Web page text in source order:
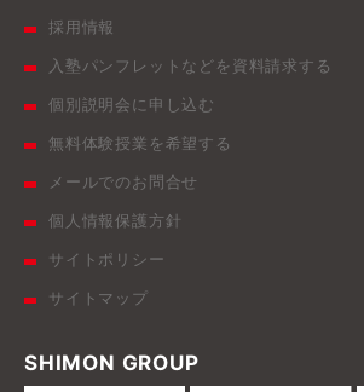
採用情報
入塾パンフレットなどを資料請求する
個別説明会に申し込む
無料体験授業を希望する
メールでのお問合せ
個人情報保護方針
サイトポリシー
サイトマップ
SHIMON GROUP